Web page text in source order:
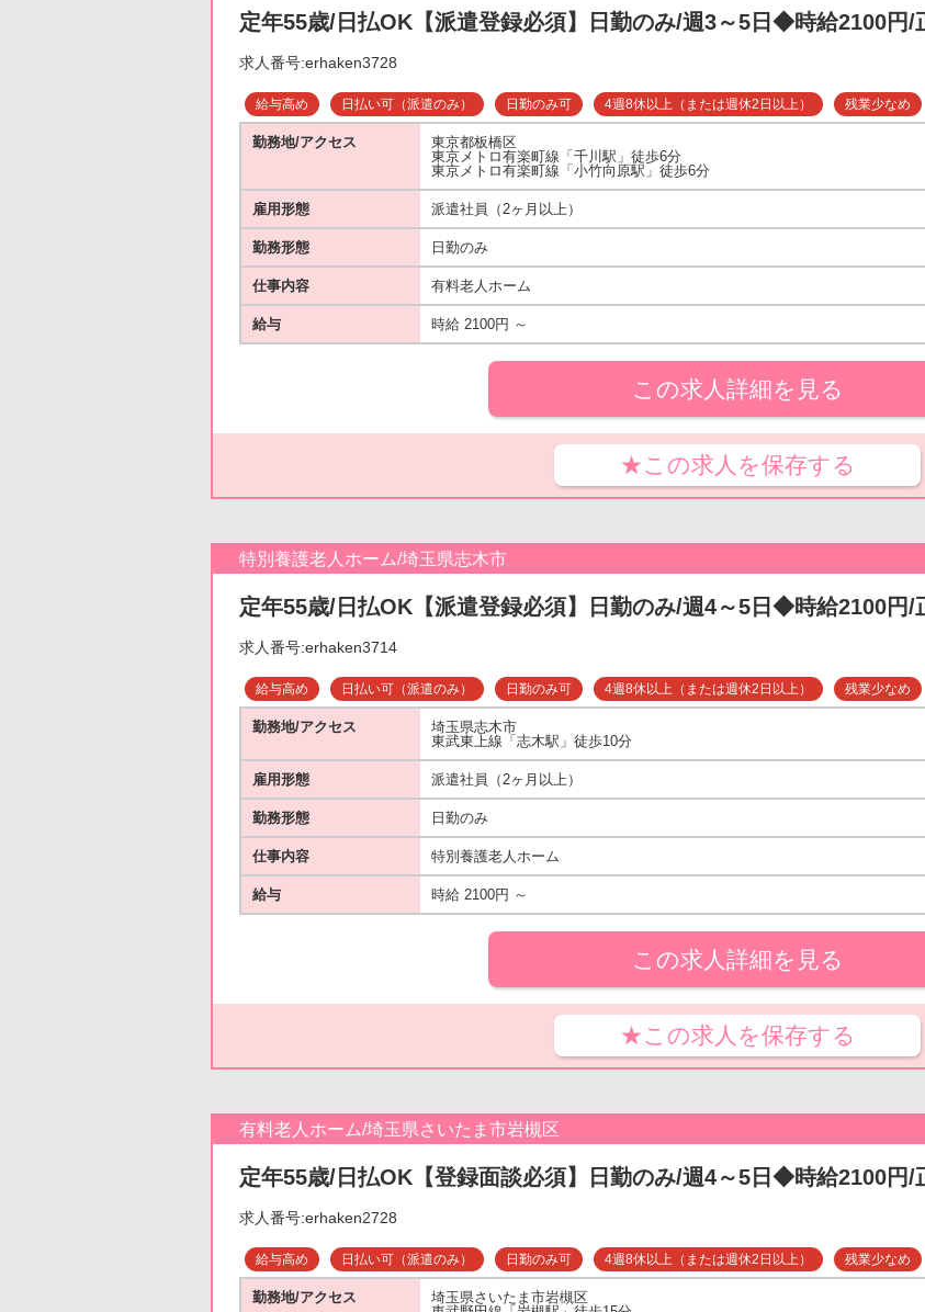
定年55歳/日払OK【派遣登録必須】日勤のみ/週3～5日◆時給2100円
求人番号:erhaken3728
給与高め 日払い可（派遣のみ） 日勤のみ可 4週8休以上（または週休2日以上） 残業少なめ
勤務地/アクセス
東京都板橋区
東京メトロ有楽町線「千川駅」徒歩6分
東京メトロ有楽町線「小竹向原駅」徒歩6分
雇用形態 派遣社員（2ヶ月以上）
勤務形態 日勤のみ
仕事内容 有料老人ホーム
給与 時給 2100円 ～
この求人詳細を見る
★この求人を保存する
特別養護老人ホーム/埼玉県志木市
定年55歳/日払OK【派遣登録必須】日勤のみ/週4～5日◆時給2100円
求人番号:erhaken3714
給与高め 日払い可（派遣のみ） 日勤のみ可 4週8休以上（または週休2日以上） 残業少なめ
勤務地/アクセス
埼玉県志木市
東武東上線「志木駅」徒歩10分
雇用形態 派遣社員（2ヶ月以上）
勤務形態 日勤のみ
仕事内容 特別養護老人ホーム
給与 時給 2100円 ～
この求人詳細を見る
★この求人を保存する
有料老人ホーム/埼玉県さいたま市岩槻区
定年55歳/日払OK【登録面談必須】日勤のみ/週4～5日◆時給2100円
求人番号:erhaken2728
給与高め 日払い可（派遣のみ） 日勤のみ可 4週8休以上（または週休2日以上） 残業少なめ
勤務地/アクセス
埼玉県さいたま市岩槻区